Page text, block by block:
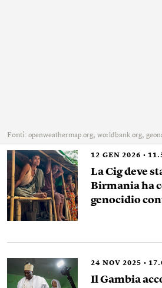
Fonti: openweathermap.org, worldbank.org,
12 GEN 2026
La Cig deve
Birmania ha
genocidio
24 NOV 2025
Il Gambia